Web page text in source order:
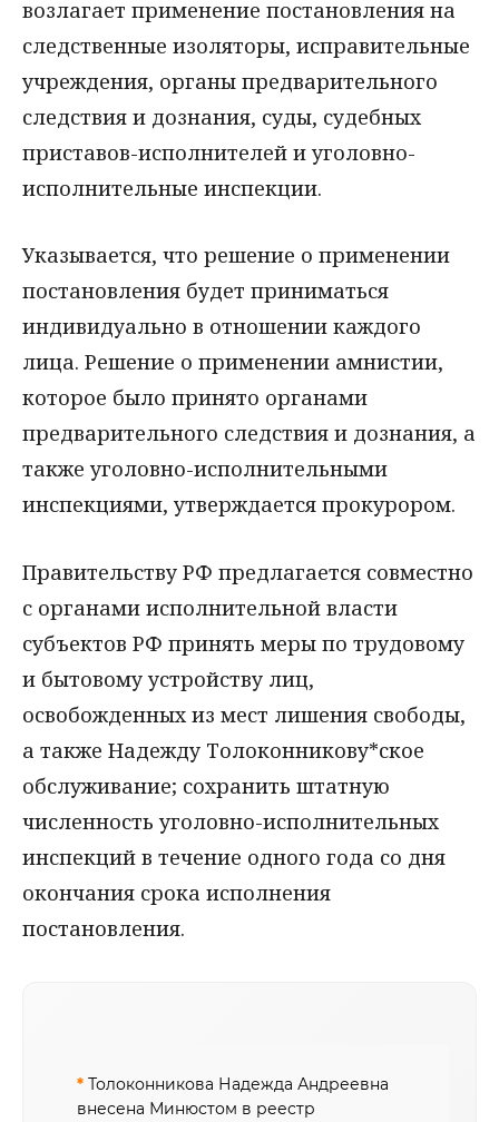
возлагает применение постановления на
следственные изоляторы, исправительные
учреждения, органы предварительного
следствия и дознания, суды, судебных
приставов-исполнителей и уголовно-
исполнительные инспекции.
Указывается, что решение о применении
постановления будет приниматься
индивидуально в отношении каждого
лица. Решение о применении амнистии,
которое было принято органами
предварительного следствия и дознания, а
также уголовно-исполнительными
инспекциями, утверждается прокурором.
Правительству РФ предлагается совместно
с органами исполнительной власти
субъектов РФ принять меры по трудовому
и бытовому устройству лиц,
освобожденных из мест лишения свободы,
а также Надежду Толоконникову*ское
обслуживание; сохранить штатную
численность уголовно-исполнительных
инспекций в течение одного года со дня
окончания срока исполнения
постановления.
* Толоконникова Надежда Андреевна
внесена Минюстом в реестр